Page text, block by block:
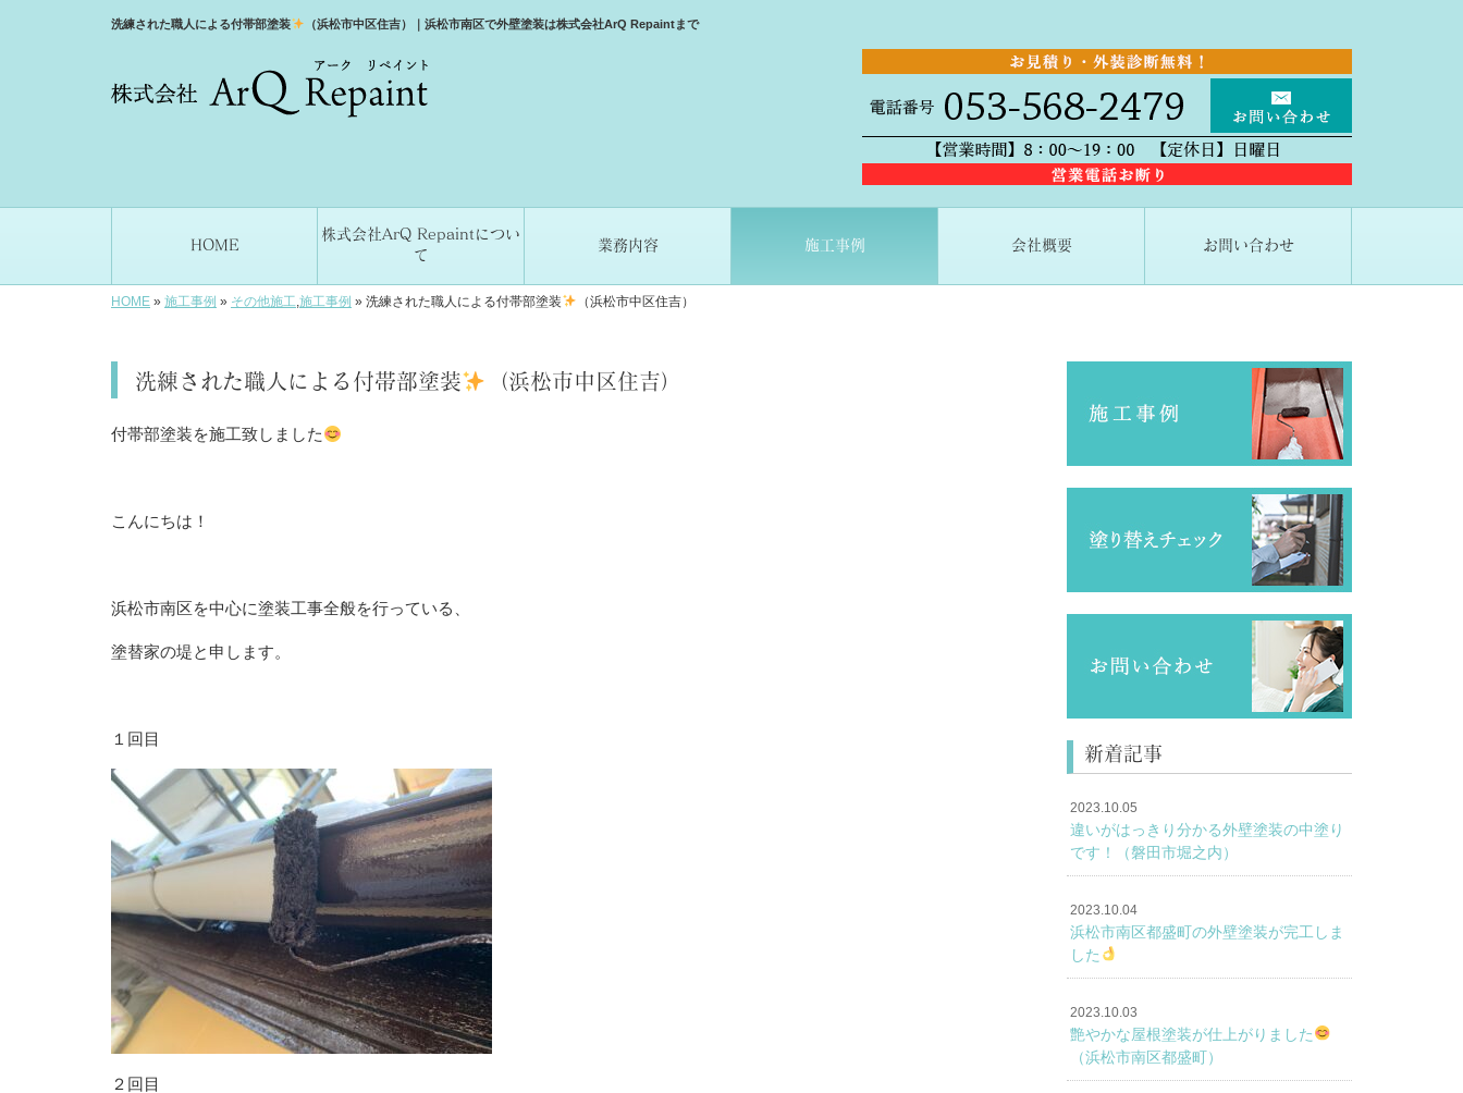
洗練された職人による付帯部塗装 （浜松市中区住吉）｜浜松市南区で外壁塗装は株式会社ArQ Repaintまで
HOME
株式会社ArQ Repaintについ
て
業務内容 施工事例 会社概要 お問い合わせ
HOME » 施工事例 » その他施工,施工事例 » 洗練された職人による付帯部塗装 （浜松市中区住吉）
洗練された職人による付帯部塗装 （浜松市中区住吉）
付帯部塗装を施工致しました
こんにちは！
浜松市南区を中心に塗装工事全般を行っている、
塗替家の堤と申します。
１回目
２回目
新着記事
2023.10.05
違いがはっきり分かる外壁塗装の中塗り
です！（磐田市堀之内）
2023.10.04
浜松市南区都盛町の外壁塗装が完工しま
した
2023.10.03
艶やかな屋根塗装が仕上がりました
（浜松市南区都盛町）